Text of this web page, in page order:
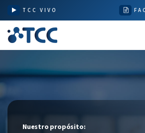
TCC VIVO
Nuestro propósito: